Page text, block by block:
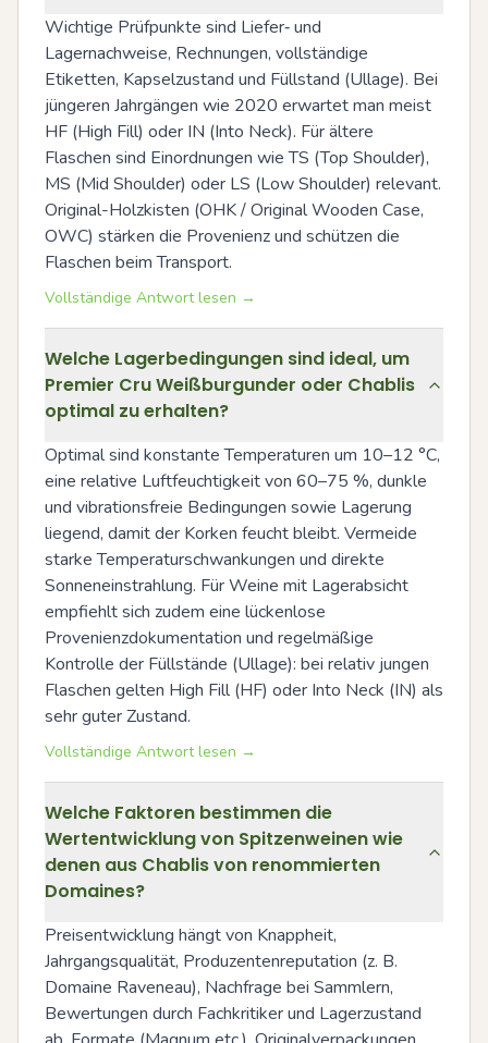
Wichtige Prüfpunkte sind Liefer‑ und
Lagernachweise, Rechnungen, vollständige
Etiketten, Kapselzustand und Füllstand (Ullage). Bei
jüngeren Jahrgängen wie 2020 erwartet man meist
HF (High Fill) oder IN (Into Neck). Für ältere
Flaschen sind Einordnungen wie TS (Top Shoulder),
MS (Mid Shoulder) oder LS (Low Shoulder) relevant.
Original-Holzkisten (OHK / Original Wooden Case,
OWC) stärken die Provenienz und schützen die
Flaschen beim Transport.
Vollständige Antwort lesen →
Welche Lagerbedingungen sind ideal, um
Premier Cru Weißburgunder oder Chablis
optimal zu erhalten?
Optimal sind konstante Temperaturen um 10–12 °C,
eine relative Luftfeuchtigkeit von 60–75 %, dunkle
und vibrationsfreie Bedingungen sowie Lagerung
liegend, damit der Korken feucht bleibt. Vermeide
starke Temperaturschwankungen und direkte
Sonneneinstrahlung. Für Weine mit Lagerabsicht
empfiehlt sich zudem eine lückenlose
Provenienzdokumentation und regelmäßige
Kontrolle der Füllstände (Ullage): bei relativ jungen
Flaschen gelten High Fill (HF) oder Into Neck (IN) als
sehr guter Zustand.
Vollständige Antwort lesen →
Welche Faktoren bestimmen die
Wertentwicklung von Spitzenweinen wie
denen aus Chablis von renommierten
Domaines?
Preisentwicklung hängt von Knappheit,
Jahrgangsqualität, Produzentenreputation (z. B.
Domaine Raveneau), Nachfrage bei Sammlern,
Bewertungen durch Fachkritiker und Lagerzustand